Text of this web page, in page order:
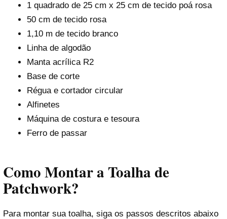
1 quadrado de 25 cm x 25 cm de tecido poá rosa
50 cm de tecido rosa
1,10 m de tecido branco
Linha de algodão
Manta acrílica R2
Base de corte
Régua e cortador circular
Alfinetes
Máquina de costura e tesoura
Ferro de passar
Como Montar a Toalha de
Patchwork?
Para montar sua toalha, siga os passos descritos abaixo